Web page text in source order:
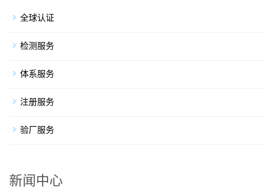
全球认证
检测服务
体系服务
注册服务
验厂服务
新闻中心